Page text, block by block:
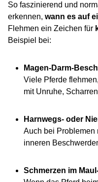
So faszinierend und
erkennen, wann es auf
Flehmen ein Zeichen für
Beispiel bei:
Magen-Darm-
Viele Pferde
mit Unruhe,
Harnwegs- oder
Auch bei Problemen
inneren
Schmerzen im